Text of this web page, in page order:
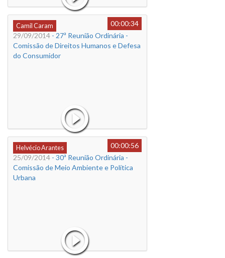
Camil Caram
00:00:34
29/09/2014 - 27ª Reunião Ordinária -
Comissão de Direitos Humanos e Defesa
do Consumidor
Helvécio Arantes
00:00:56
25/09/2014 - 30ª Reunião Ordinária -
Comissão de Meio Ambiente e Política
Urbana